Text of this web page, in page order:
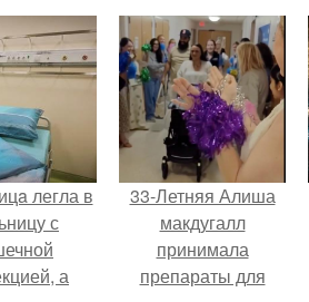
легла в
с
а
33-Летняя Алиша
макдугалл
принимала
препараты для